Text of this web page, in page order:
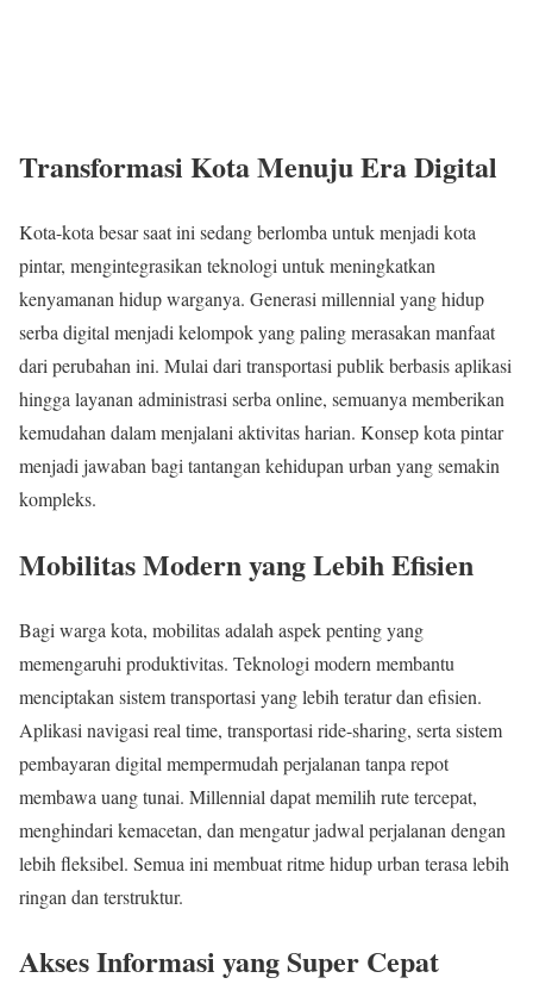
Transformasi Kota Menuju Era Digital
Kota-kota besar saat ini sedang berlomba untuk menjadi kota
pintar, mengintegrasikan teknologi untuk meningkatkan
kenyamanan hidup warganya. Generasi millennial yang hidup
serba digital menjadi kelompok yang paling merasakan manfaat
dari perubahan ini. Mulai dari transportasi publik berbasis aplikasi
hingga layanan administrasi serba online, semuanya memberikan
kemudahan dalam menjalani aktivitas harian. Konsep kota pintar
menjadi jawaban bagi tantangan kehidupan urban yang semakin
kompleks.
Mobilitas Modern yang Lebih Efisien
Bagi warga kota, mobilitas adalah aspek penting yang
memengaruhi produktivitas. Teknologi modern membantu
menciptakan sistem transportasi yang lebih teratur dan efisien.
Aplikasi navigasi real time, transportasi ride-sharing, serta sistem
pembayaran digital mempermudah perjalanan tanpa repot
membawa uang tunai. Millennial dapat memilih rute tercepat,
menghindari kemacetan, dan mengatur jadwal perjalanan dengan
lebih fleksibel. Semua ini membuat ritme hidup urban terasa lebih
ringan dan terstruktur.
Akses Informasi yang Super Cepat